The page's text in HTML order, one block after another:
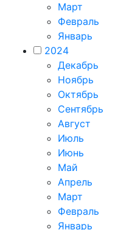
Март
Февраль
Январь
2024
Декабрь
Ноябрь
Октябрь
Сентябрь
Август
Июль
Июнь
Май
Апрель
Март
Февраль
Январь